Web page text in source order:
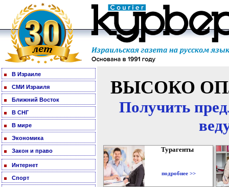
В Израиле
СМИ Израиля
Ближний Восток
В СНГ
В мире
Экономика
Закон и право
Интернет
Спорт
ВЫСОКО
Получить
Турагенты
подробнее >>